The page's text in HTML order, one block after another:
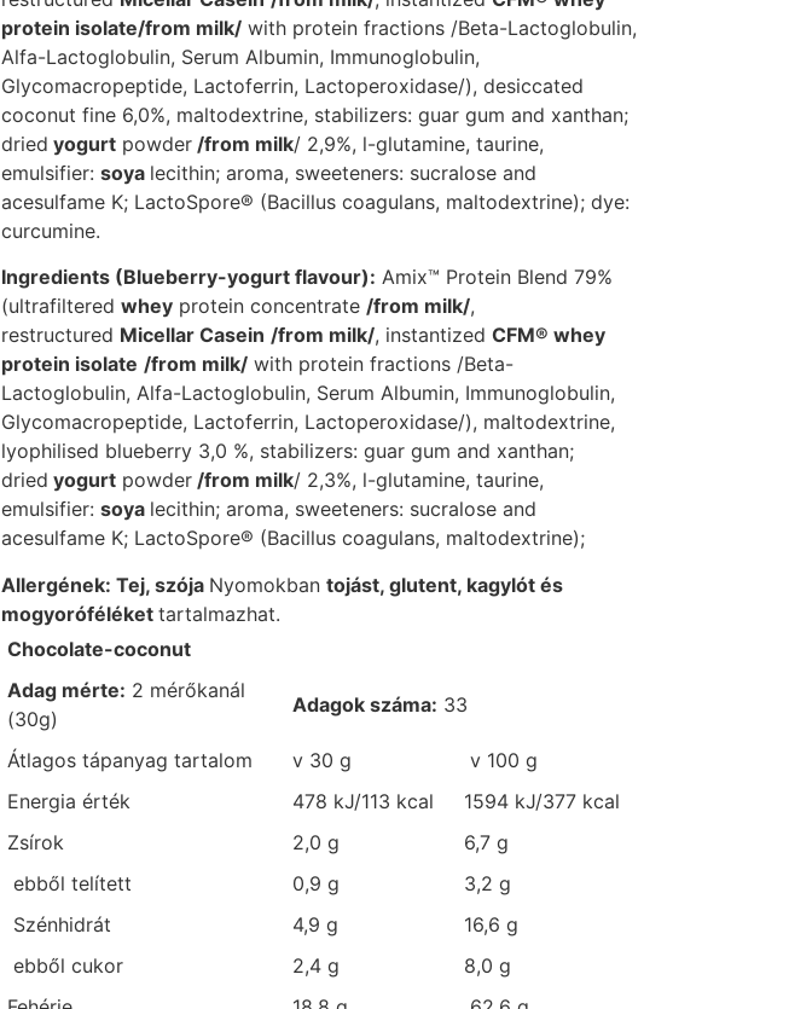
protein isolate/from milk/ with protein fractions /Beta-Lactoglobulin,
Alfa-Lactoglobulin, Serum Albumin, Immunoglobulin,
Glycomacropeptide, Lactoferrin, Lactoperoxidase/), desiccated
coconut fine 6,0%, maltodextrine, stabilizers: guar gum and xanthan;
dried yogurt powder /from milk/ 2,9%, l-glutamine, taurine,
emulsifier: soya lecithin; aroma, sweeteners: sucralose and
acesulfame K; LactoSpore® (Bacillus coagulans, maltodextrine); dye:
curcumine.
Ingredients (Blueberry-yogurt flavour): Amix™ Protein Blend 79%
(ultrafiltered whey protein concentrate /from milk/,
restructured Micellar Casein /from milk/, instantized CFM® whey
protein isolate /from milk/ with protein fractions /Beta-
Lactoglobulin, Alfa-Lactoglobulin, Serum Albumin, Immunoglobulin,
Glycomacropeptide, Lactoferrin, Lactoperoxidase/), maltodextrine,
lyophilised blueberry 3,0 %, stabilizers: guar gum and xanthan;
dried yogurt powder /from milk/ 2,3%, l-glutamine, taurine,
emulsifier: soya lecithin; aroma, sweeteners: sucralose and
acesulfame K; LactoSpore® (Bacillus coagulans, maltodextrine);
Allergének: Tej, szója Nyomokban tojást, glutent, kagylót és
mogyoróféléket tartalmazhat.
Chocolate-coconut
Adag mérte: 2 mérőkanál
(30g)
Adagok száma: 33
Átlagos tápanyag tartalom v 30 g
v 100 g
Energia érték
478 kJ/113 kcal
1594 kJ/377 kcal
Zsírok
2,0 g
6,7 g
ebből telített
0,9 g
3,2 g
Szénhidrát
4,9 g
16,6 g
ebből cukor
2,4 g
8,0 g